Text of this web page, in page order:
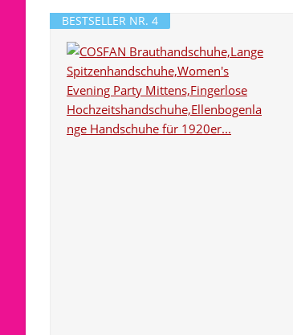
BESTSELLER NR. 4